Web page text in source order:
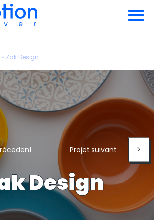
» Zak Design
Design
Projet suivant >